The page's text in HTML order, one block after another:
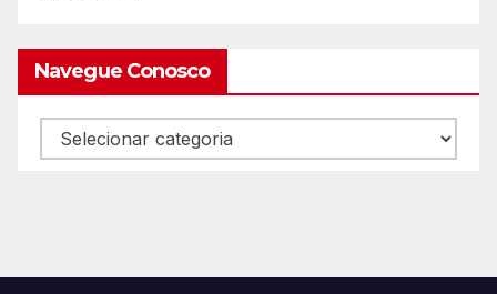
Navegue Conosco
Navegue
Conosco